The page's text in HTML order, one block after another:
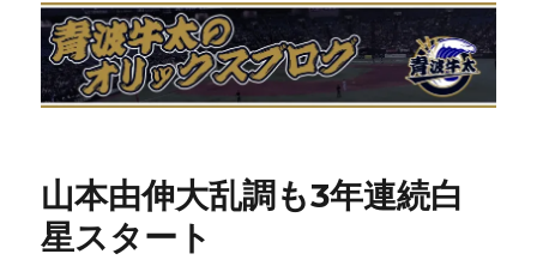
山本由伸大乱調も3年連続白
星スタート